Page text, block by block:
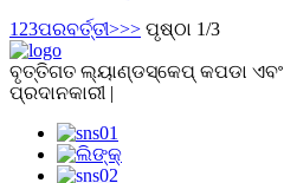
1 23ପରବର୍ତ୍ତୀ>>> ପୃଷ୍ଠା 1/3
ବୃତ୍ତିଗତ ଲ୍ୟାଣ୍ଡସ୍କେପ୍ କପଡା ଏବଂ
ପ୍ରଦାନକାରୀ |